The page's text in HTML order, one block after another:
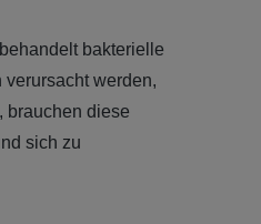
bakterielle
verursacht werden,
brauchen diese
sich zu